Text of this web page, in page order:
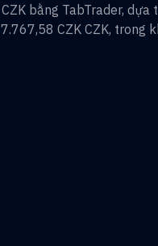
CZK bằng TabTrader, dựa
7.767,58 CZK CZK, trong